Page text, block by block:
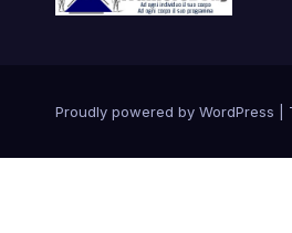
Proudly powered by WordPress